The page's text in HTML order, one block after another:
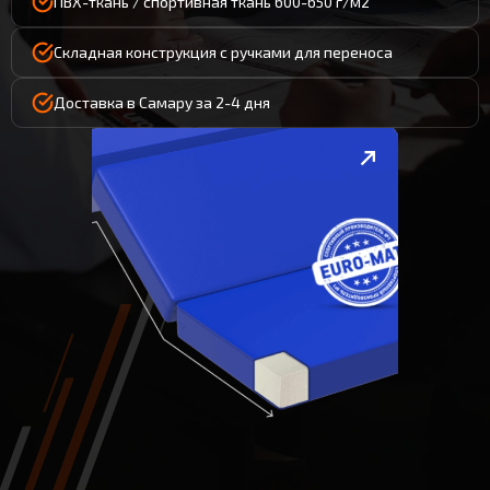
Складная конструкция с ручками для переноса
Доставка в Самару за 2-4 дня